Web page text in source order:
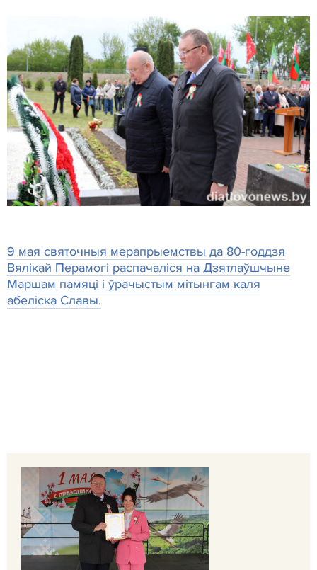
9 мая святочныя мерапрыемствы да 80-годдзя
Вялікай Перамогі распачаліся на Дзятлаўшчыне
Маршам памяці і ўрачыстым мітынгам каля
абеліска Славы.